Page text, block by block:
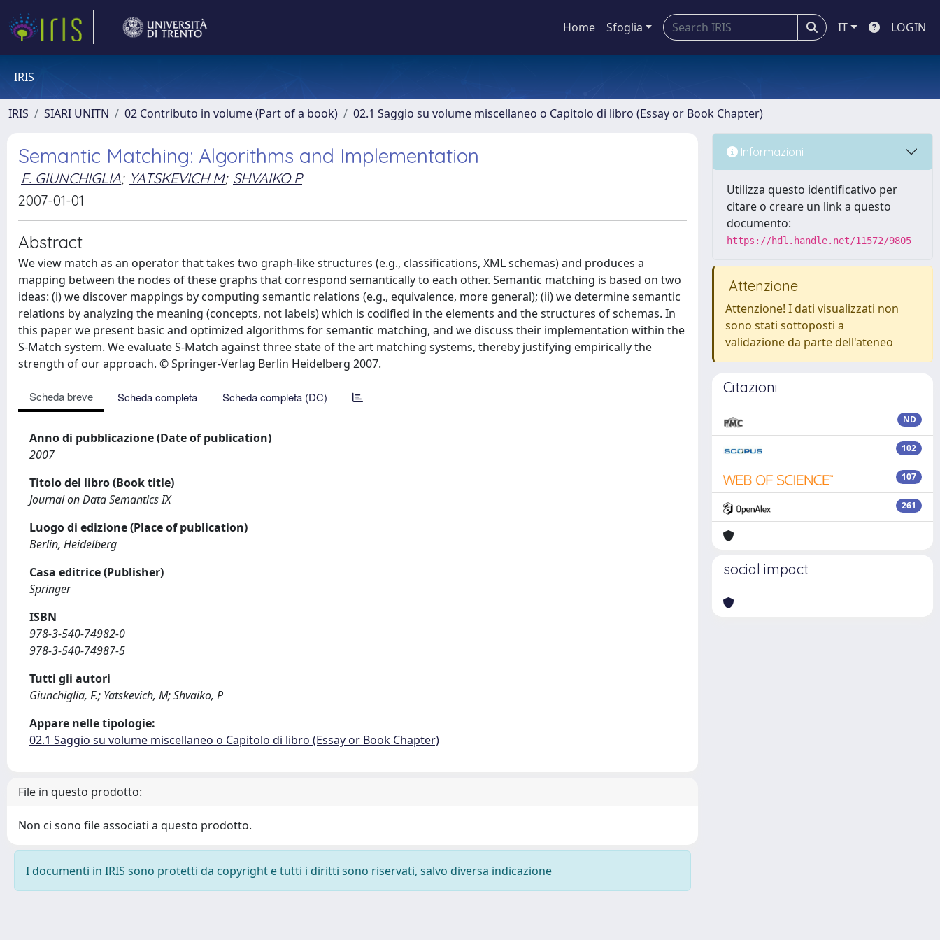
Home Sfoglia IT LOGIN
IRIS
IRIS SIARI UNITN 02 Contributo in volume (Part of a book) 02.1 Saggio su volume miscellaneo o Capitolo di libro (Essay or Book Chapter)
Semantic Matching: Algorithms and Implementation
F. GIUNCHIGLIA; YATSKEVICH M; SHVAIKO P
2007-01-01
Abstract
We view match as an operator that takes two graph-like structures (e.g., classifications, XML schemas) and produces a
mapping between the nodes of these graphs that correspond semantically to each other. Semantic matching is based on two
ideas: (i) we discover mappings by computing semantic relations (e.g., equivalence, more general); (ii) we determine semantic
relations by analyzing the meaning (concepts, not labels) which is codified in the elements and the structures of schemas. In
this paper we present basic and optimized algorithms for semantic matching, and we discuss their implementation within the
S-Match system. We evaluate S-Match against three state of the art matching systems, thereby justifying empirically the
strength of our approach. © Springer-Verlag Berlin Heidelberg 2007.
Scheda breve Scheda completa Scheda completa (DC)
Anno di pubblicazione (Date of publication)
2007
Titolo del libro (Book title)
Journal on Data Semantics IX
Luogo di edizione (Place of publication)
Berlin, Heidelberg
Casa editrice (Publisher)
Springer
ISBN
978-3-540-74982-0
978-3-540-74987-5
Tutti gli autori
Giunchiglia, F.; Yatskevich, M; Shvaiko, P
Appare nelle tipologie:
02.1 Saggio su volume miscellaneo o Capitolo di libro (Essay or Book Chapter)
File in questo prodotto:
Non ci sono file associati a questo prodotto.
I documenti in IRIS sono protetti da copyright e tutti i diritti sono riservati, salvo diversa indicazione
Informazioni
Utilizza questo identificativo per
citare o creare un link a questo
documento:
https://hdl.handle.net/11572/9805
Attenzione
Attenzione! I dati visualizzati non
sono stati sottoposti a
validazione da parte dell'ateneo
Citazioni
ND
102
107
261
social impact